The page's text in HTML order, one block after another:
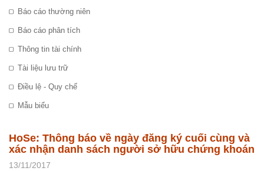
Báo cáo thường niên
Báo cáo phân tích
Thông tin tài chính
Tài liệu lưu trữ
Điều lệ - Quy chế
Mẫu biểu
HoSe: Thông báo về ngày đăng ký cuối cùng và
xác nhận danh sách người sở hữu chứng khoán
13/11/2017